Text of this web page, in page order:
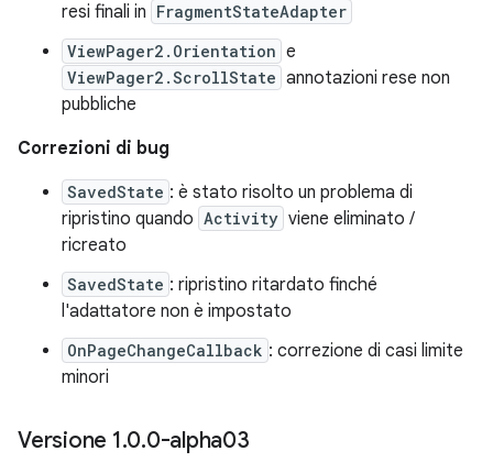
resi finali in FragmentStateAdapter
ViewPager2.Orientation e
ViewPager2.ScrollState annotazioni rese non
pubbliche
Correzioni di bug
SavedState : è stato risolto un problema di
ripristino quando Activity viene eliminato /
ricreato
SavedState : ripristino ritardato finché
l'adattatore non è impostato
OnPageChangeCallback : correzione di casi limite
minori
Versione 1.0.0-alpha03